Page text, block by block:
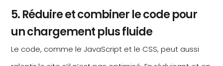
5. Réduire et combiner le code pour
un chargement plus fluide
Le code, comme le JavaScript et le CSS, peut aussi